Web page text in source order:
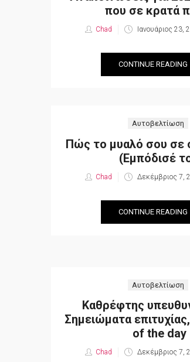
που σε κρατά
Chad
Posted
Ιανουάριος 23,
CONTINUE READING
Αυτοβελτίωση
Πώς το μυαλό σου σε
(Εμπόδισέ
Chad
Posted
Δεκέμβριος 7,
CONTINUE READING
Αυτοβελτίωση
Καθρέφτης
Σημειώματα
of the day
Chad
Posted
Δεκέμβριος 7,